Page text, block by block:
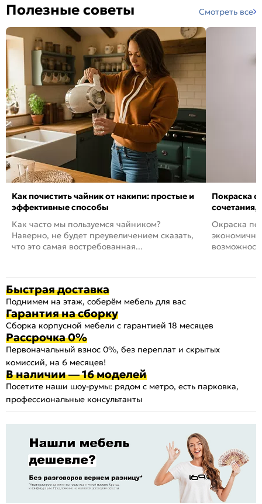
Полезные советы Смотреть все
Как почистить чайник от накипи: простые и
эффективные способы
Как часто мы пользуемся чайником?
Наверно, не будет преувеличением сказать,
что это самая востребованная...
Покраска
сочетания,
Окраска
Быстрая доставка
Поднимем на этаж, соберём мебель для вас
Гарантия на сборку
Сборка корпусной мебели с гарантией 18 месяцев
Рассрочка 0%
Первоначальный взнос 0%, без переплат и скрытых
комиссий, на 6 месяцев!
В наличии — 16 моделей
Посетите наши шоу-румы: рядом с метро, есть парковка,
профессиональные консультанты